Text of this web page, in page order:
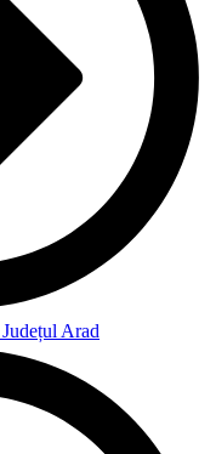
Arad